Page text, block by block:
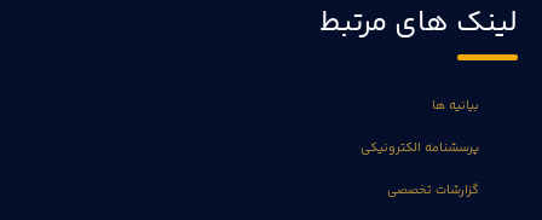
لینک های مرتبط
بیانیه ها
پرسشنامه الکترونیکی
گزارشات تخصصی